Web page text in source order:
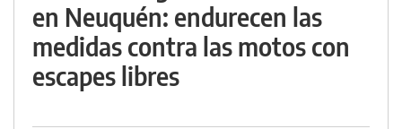
en Neuquén: endurecen las
medidas contra las motos con
escapes libres